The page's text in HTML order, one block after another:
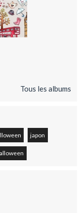
Tous les albums
japon